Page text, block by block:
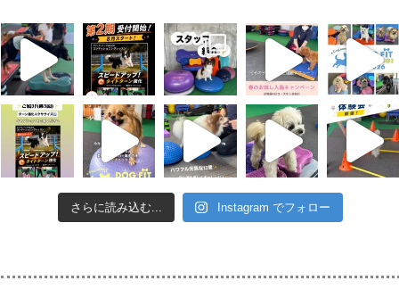
を
再
生
す
さらに読み込む... Instagram でフォロー